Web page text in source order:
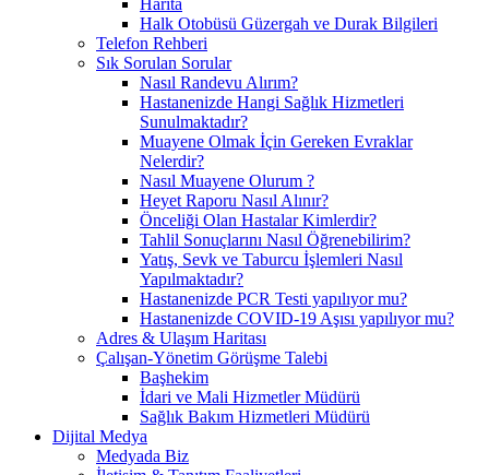
Halk Otobüsü Güzergah ve Durak Bilgileri
Telefon Rehberi
Sık Sorulan Sorular
Nasıl Randevu Alırım?
Hastanenizde Hangi Sağlık Hizmetleri
Sunulmaktadır?
Muayene Olmak İçin Gereken Evraklar
Nelerdir?
Nasıl Muayene Olurum ?
Heyet Raporu Nasıl Alınır?
Önceliği Olan Hastalar Kimlerdir?
Tahlil Sonuçlarını Nasıl Öğrenebilirim?
Yatış, Sevk ve Taburcu İşlemleri Nasıl
Yapılmaktadır?
Hastanenizde PCR Testi yapılıyor mu?
Hastanenizde COVID-19 Aşısı yapılıyor mu?
Adres & Ulaşım Haritası
Çalışan-Yönetim Görüşme Talebi
Başhekim
İdari ve Mali Hizmetler Müdürü
Sağlık Bakım Hizmetleri Müdürü
Dijital Medya
Medyada Biz